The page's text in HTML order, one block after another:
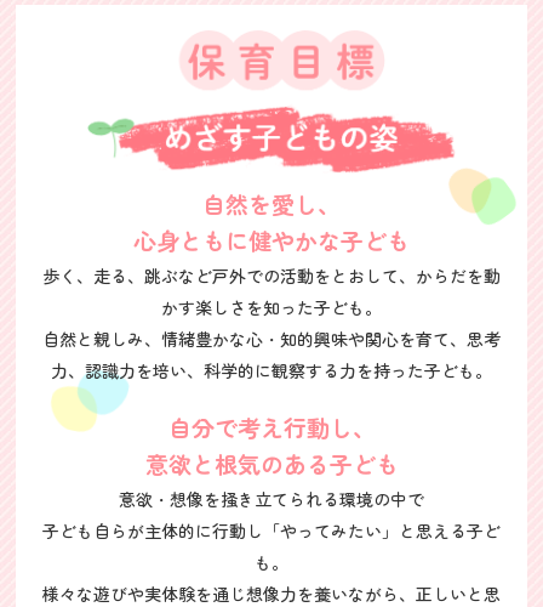
自然を愛し、
心身ともに健やかな子ども
歩く、走る、跳ぶなど戸外での活動をとおして、からだを動
かす楽しさを知った子ども。
自然と親しみ、情緒豊かな心・知的興味や関心を育て、思考
力、認識力を培い、 科学的に観察する力を持った子ども。
自分で考え行動し、
意欲と根気のある子ども
意欲・想像を掻き立てられる環境の中で
子ども自らが主体的に行動し 「やってみたい」と思える子ど
も。
様々な遊びや実体験を通じ想像力を養いながら、正しいと思